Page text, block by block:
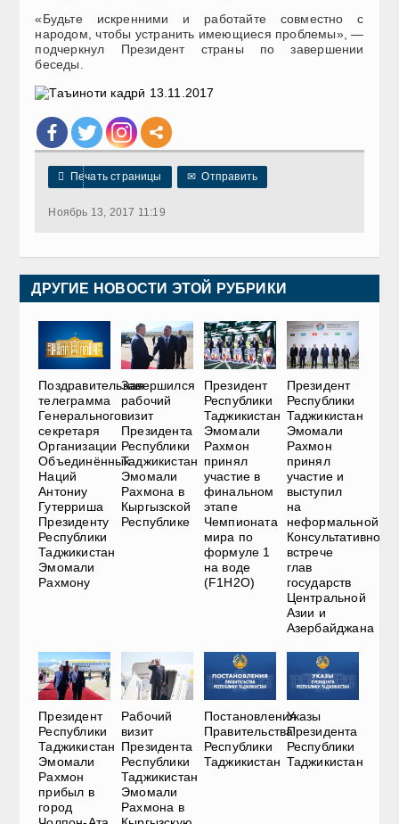
«Будьте искренними и работайте совместно с
народом, чтобы устранить имеющиеся проблемы», —
подчеркнул Президент страны по завершении
беседы.
 Печать страницы ✉ Отправить
Ноябрь 13, 2017 11:19
ДРУГИЕ НОВОСТИ ЭТОЙ РУБРИКИ
Поздравительная
телеграмма
Генерального
секретаря
Организации
Объединённых
Наций
Антониу
Гутерриша
Президенту
Республики
Таджикистан
Эмомали
Рахмону
Завершился
рабочий
визит
Президента
Республики
Таджикистан
Эмомали
Рахмона в
Кыргызской
Республике
Президент
Республики
Таджикистан
Эмомали
Рахмон
принял
участие в
финальном
этапе
Чемпионата
мира по
формуле 1
на воде
(F1H2O)
Президент
Республики
Таджикистан
Эмомали
Рахмон
принял
участие и
выступил
на
неформальной
Консультативной
встрече
глав
государств
Центральной
Азии и
Азербайджана
Президент
Республики
Таджикистан
Эмомали
Рахмон
прибыл в
город
Рабочий
визит
Президента
Республики
Таджикистан
Эмомали
Рахмона в
Постановления
Правительства
Республики
Таджикистан
Указы
Президента
Республики
Таджикистан